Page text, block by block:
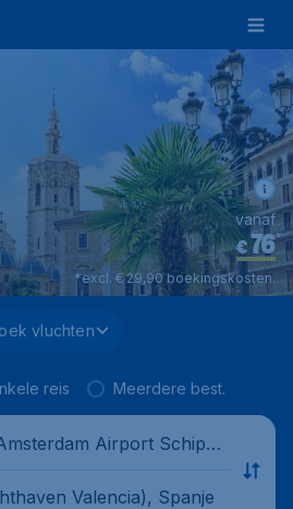
€76*
vanaf
*excl. € 29,90 boekingskosten.
vluchten
reis Meerdere best.
Airport Schipho
Valencia), Spanje